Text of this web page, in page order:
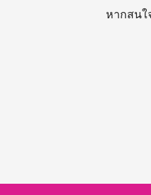
หากสนใ